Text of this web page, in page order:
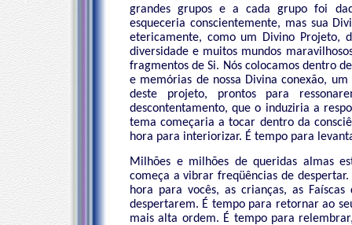
grandes grupos e a cada grupo foi
esqueceria conscientemente, mas sua
etericamente, como um Divino Projeto,
diversidade e muitos mundos
fragmentos de Si. Nós colocamos dentro
e memórias de nossa Divina conexão,
deste projeto, prontos para
descontentamento, que o induziria a
tema começaria a tocar dentro da
hora para interiorizar. É tempo para
Milhões e milhões de queridas almas
começa a vibrar freqüências de despertar.
hora para vocês, as crianças, as
despertarem. É tempo para retornar ao
mais alta ordem. É tempo para